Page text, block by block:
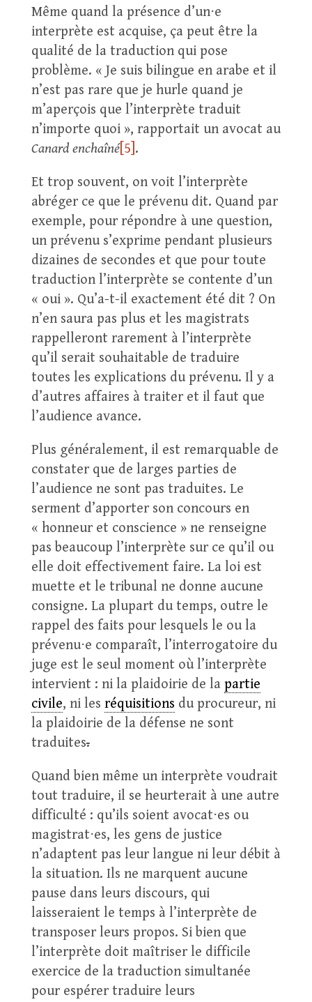
Même quand la présence d’un⋅e
interprète est acquise, ça peut être la
qualité de la traduction qui pose
problème. « Je suis bilingue en arabe et il
n’est pas rare que je hurle quand je
m’aperçois que l’interprète traduit
n’importe quoi », rapportait un avocat au
Canard enchaîné[5] .
Et trop souvent, on voit l’interprète
abréger ce que le prévenu dit. Quand par
exemple, pour répondre à une question,
un prévenu s’exprime pendant plusieurs
dizaines de secondes et que pour toute
traduction l’interprète se contente d’un
« oui ». Qu’a-t-il exactement été dit ? On
n’en saura pas plus et les magistrats
rappelleront rarement à l’interprète
qu’il serait souhaitable de traduire
toutes les explications du prévenu. Il y a
d’autres affaires à traiter et il faut que
l’audience avance.
Plus généralement, il est remarquable de
constater que de larges parties de
l’audience ne sont pas traduites. Le
serment d’apporter son concours en
« honneur et conscience » ne renseigne
pas beaucoup l’interprète sur ce qu’il ou
elle doit effectivement faire. La loi est
muette et le tribunal ne donne aucune
consigne. La plupart du temps, outre le
rappel des faits pour lesquels le ou la
prévenu⋅e comparaît, l’interrogatoire du
juge est le seul moment où l’interprète
intervient : ni la plaidoirie de la partie
civile, ni les réquisitions du procureur, ni
la plaidoirie de la défense ne sont
traduites.
Quand bien même un interprète voudrait
tout traduire, il se heurterait à une autre
difficulté : qu’ils soient avocat⋅es ou
magistrat⋅es, les gens de justice
n’adaptent pas leur langue ni leur débit à
la situation. Ils ne marquent aucune
pause dans leurs discours, qui
laisseraient le temps à l’interprète de
transposer leurs propos. Si bien que
l’interprète doit maîtriser le difficile
exercice de la traduction simultanée
pour espérer traduire leurs